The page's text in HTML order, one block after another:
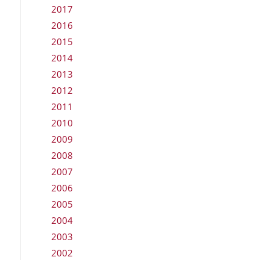
2017
2016
2015
2014
2013
2012
2011
2010
2009
2008
2007
2006
2005
2004
2003
2002